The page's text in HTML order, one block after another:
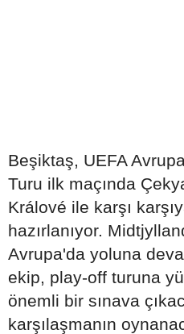
Beşiktaş, UEFA
Turu ilk maçında
Králové ile karşı
hazırlanıyor.
Avrupa'da yoluna
ekip, play-off turuna
önemli bir sınava
karşılaşmanın